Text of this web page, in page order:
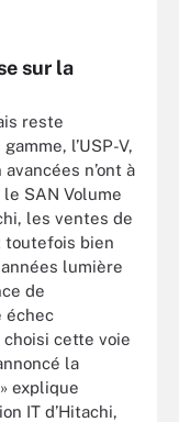
sur la
reste
l’USP-V,
n’ont à
SAN Volume
les ventes de
toutefois bien
lumière
de
échec
cette voie
la
explique
IT d’Hitachi,